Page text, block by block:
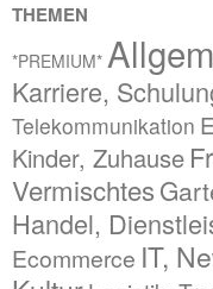
THEMEN
*PREMIUM*
Karriere,
Telekommunikation
Kinder, Zuhause
Vermischtes
Handel,
Ecommerce IT,